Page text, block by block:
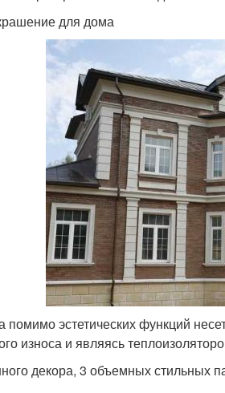
для дома
помимо эстетических функций
износа и являясь
декора, 3 объемных стильных